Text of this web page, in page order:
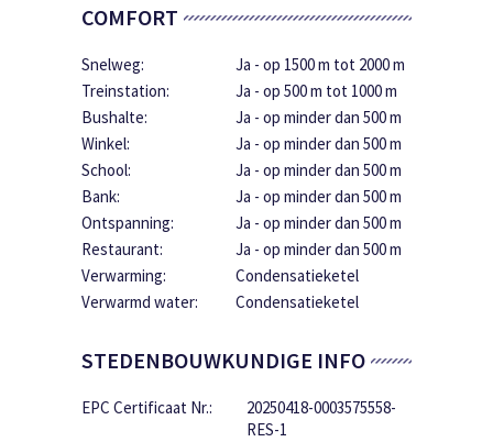
COMFORT
Snelweg:
Ja - op 1500 m tot 2000 m
Treinstation:
Ja - op 500 m tot 1000 m
Bushalte:
Ja - op minder dan 500 m
Winkel:
Ja - op minder dan 500 m
School:
Ja - op minder dan 500 m
Bank:
Ja - op minder dan 500 m
Ontspanning:
Ja - op minder dan 500 m
Restaurant:
Ja - op minder dan 500 m
Verwarming:
Condensatieketel
Verwarmd water:
Condensatieketel
STEDENBOUWKUNDIGE INFO
EPC Certificaat Nr.:
20250418-0003575558-
RES-1